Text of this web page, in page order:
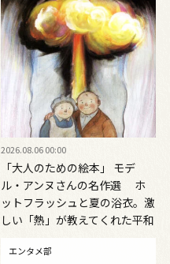
2026.08.06 00:00
「大人のための絵本」 モデ
ル・アンヌさんの名作選 ホ
ットフラッシュと夏の浴衣。激
しい「熱」が教えてくれた平和
『やばっ！』～vol.47
エンタメ部